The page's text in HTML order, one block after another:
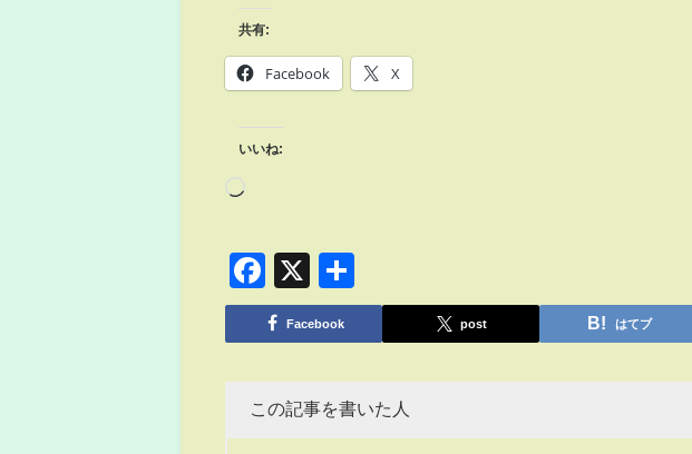
共有:
Facebook X
いいね:
Facebook
X
有
Facebook post はてブ
この記事を書いた人